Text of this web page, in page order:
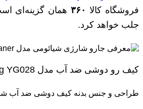
فروشگاه کالا
همان گزینه‌ای
جلب خواهد کرد.
کیف رو دوشی ضد آب مدل Xiaomi Tanjiezhe Waterproof Crossbody Bag YG028
طراحی و جنس بدنه کیف دوشی ضد آب